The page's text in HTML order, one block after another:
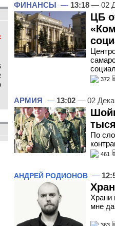
ФИНАНСЫ — 13:18 — 02
ЦБ
372
АРМИЯ — 13:02 — 02
По
461
АНДРЕЙ РОДИОНОВ —
Храни
мне